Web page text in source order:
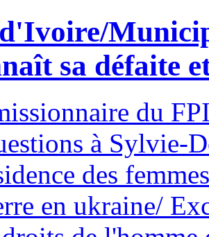
sa défaite
du
à Sylvie-
des
en ukraine/